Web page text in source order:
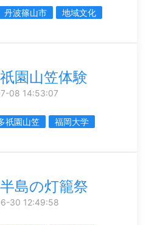
丹波篠山市
地域文化
園山笠体験
08 14:53:07
祇園山笠
福岡大学
島の灯籠祭
30 12:49:58